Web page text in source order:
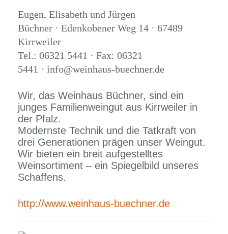
Eugen, Elisabeth und Jürgen
Büchner · Edenkobener Weg 14 · 67489
Kirrweiler
Tel.: 06321 5441 · Fax: 06321
5441 · info@weinhaus-buechner.de
Wir, das Weinhaus Büchner, sind ein
junges Familienweingut aus Kirrweiler in
der Pfalz.
Modernste Technik und die Tatkraft von
drei Generationen prägen unser Weingut.
Wir bieten ein breit aufgestelltes
Weinsortiment – ein Spiegelbild unseres
Schaffens.
http://www.weinhaus-buechner.de